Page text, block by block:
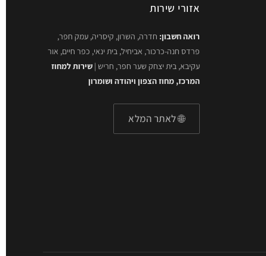
אזורי שירות
רואה חשבון: חדרה, השרון, קיסריה, עמק חפר,
פרדס חנה-כרכור, אביחיל, בית ינאי, כפר חיים, אור
עקיבא, בית יצחק שער חפר, חריש |שירות למחוז
המרכז, מחוז הצפון ויהודה ושומרון
🌐 לאתר המלא